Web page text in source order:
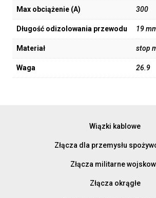
Max obciążenie (A) 300
Długość odizolowania przewodu 19
Materiał stop
Waga 26.9
Wiązki kablowe
Złącza dla przemysłu
Złącza militarne
Złącza okrągłe